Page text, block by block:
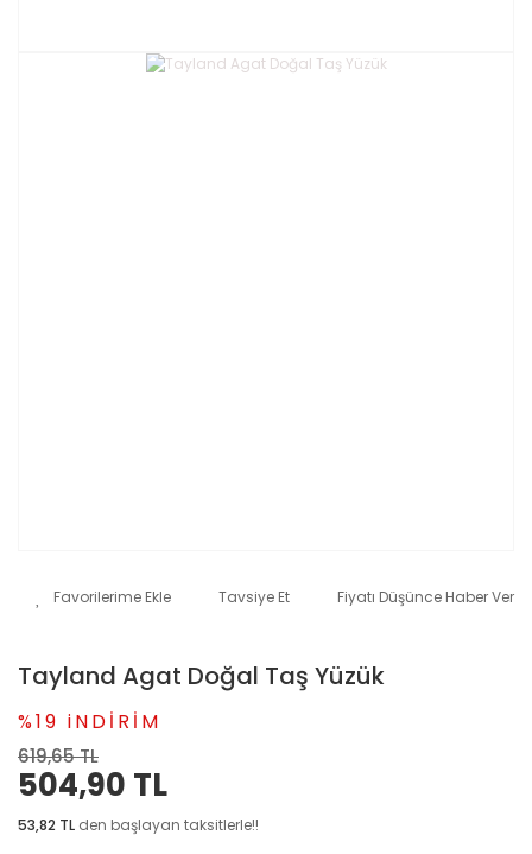
Tavsiye Et Fiyatı Düşünce Haber Ver
Tayland Agat Doğal Taş Yüzük
%19 iNDİRİM
619,65 TL
504,90 TL
53,82 TL den başlayan taksitlerle!!